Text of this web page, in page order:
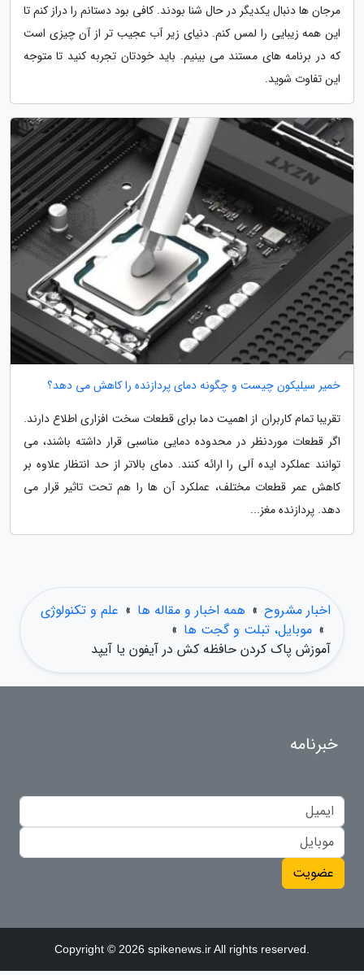
مرجان ها دنبال یکدیگر در حال شنا بودند. کافی بود دستانم را دراز کنم تا
این همه زیبایی را لمس کنم. دنیای زیر آب عجیب تر از آن چیزی است
که در برنامه های مستند می بینیم. باید خودتان تجربه کنید تا متوجه
این تفاوت شوید.
خمیر سیلیکون چیست و چگونه دمای پردازنده را کاهش می دهد؟
تقریبا تمام کاربران از اهمیت دما برای قطعات سخت افزاری اطلاع دارند.
اگر قطعات موردنظر در محدوده دمایی مناسبی قرار داشته باشند، می
توانند عملکرد ایده آلی را ارائه کنند. دمای بالاتر از حد انتظار علاوه بر
کاهش عمر قطعات مختلف، عملکرد آن ها را هم تحت تاثیر قرار می
دهد. پردازنده مغز...
اخبار مشروح » همه اخبار و مقاله ها » علم و تکنولوژی
» موبایل، تبلت و گجت ها »
آموزش پاک کردن حافظه کش در آیفون یا آیپد
خبرنامه
عضویت
Copyright © 2026 spikenews.ir All rights reserved.